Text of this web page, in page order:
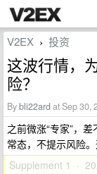
V2EX › 投资
这波行情，
险？
Bybli22ard at Sep 30,
之前微涨“专家”，
常态，不提示风险
Supplement 1 ·